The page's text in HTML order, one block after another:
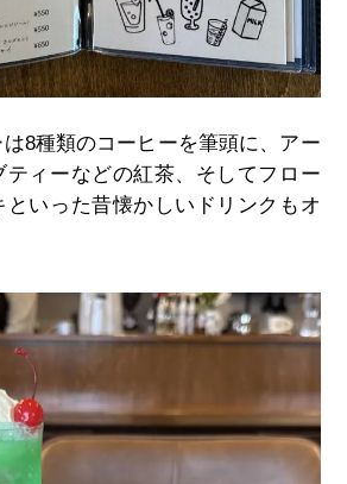
は8種類のコーヒーを筆頭に、アー
ティーなどの紅茶、そしてフロー
といった昔懐かしいドリンクもオ